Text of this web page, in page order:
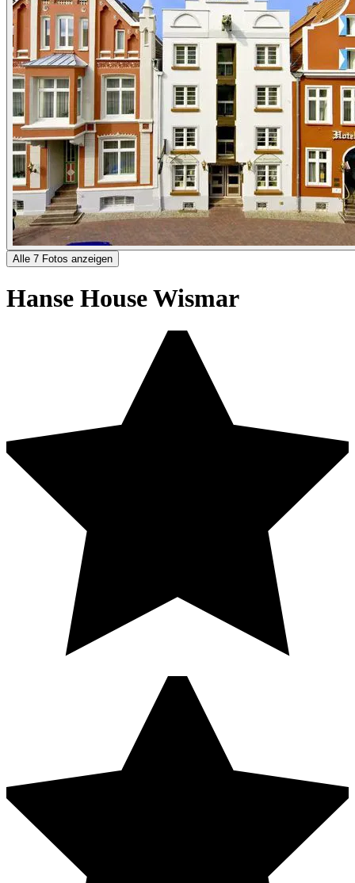
Alle 7 Fotos anzeigen
Hanse House Wismar